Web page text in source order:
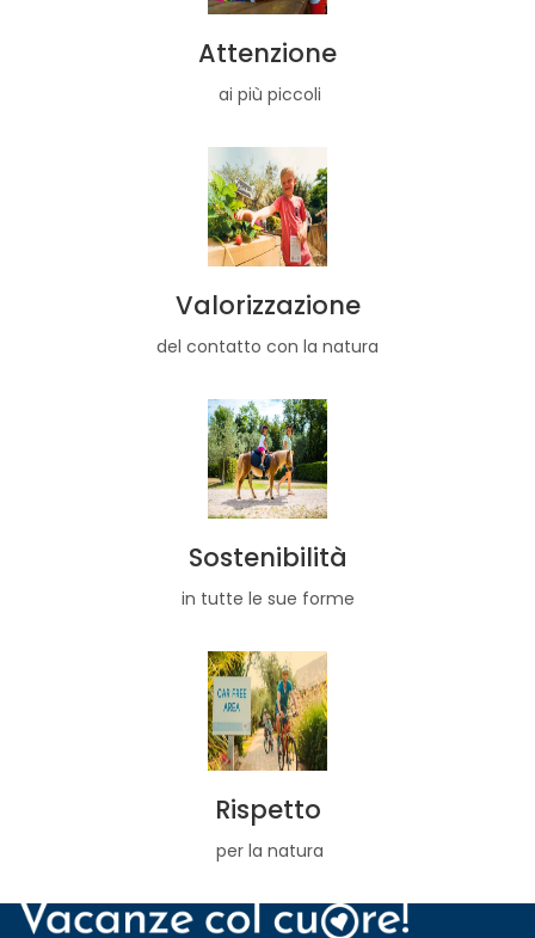
Attenzione
ai più piccoli
Valorizzazione
del contatto con la natura
Sostenibilità
in tutte le sue forme
Rispetto
per la natura